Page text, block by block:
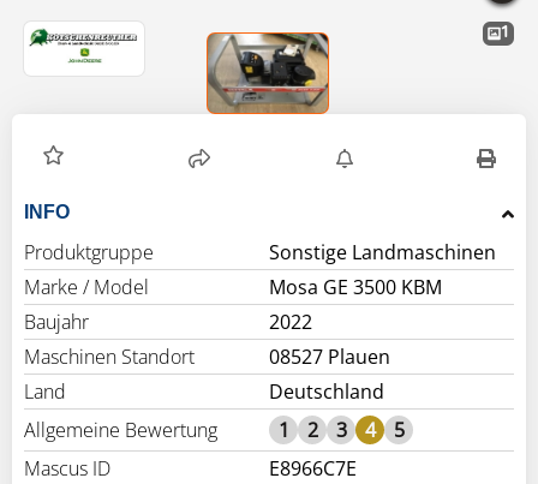
1
INFO
Produktgruppe
Sonstige Landmaschinen
Marke / Model
Mosa GE 3500 KBM
Baujahr
2022
Maschinen Standort
08527 Plauen
Land
Deutschland
Allgemeine Bewertung
1 2 3 4
5
Mascus ID
E8966C7E